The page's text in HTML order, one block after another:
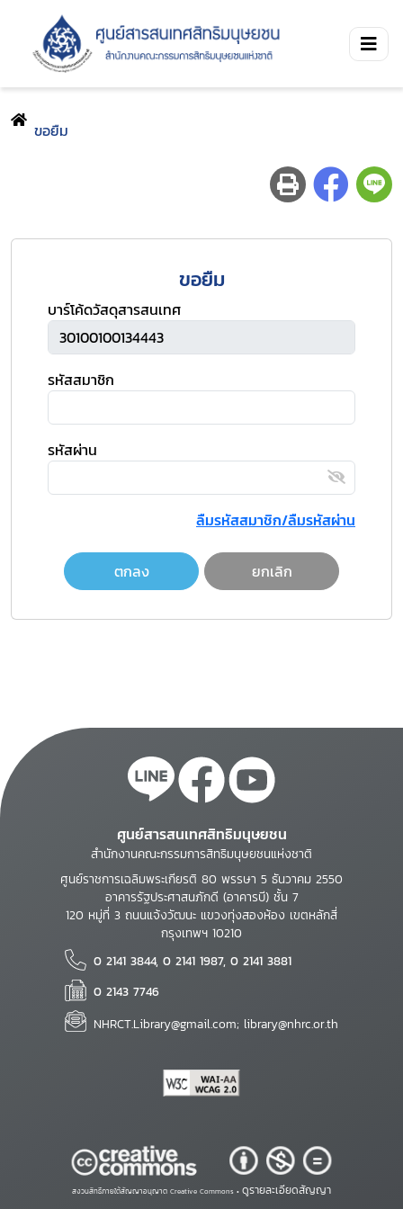
ขอยืม
ขอยืม
บาร์โค้ดวัสดุสารสนเทศ
รหัสสมาชิก
รหัสผ่าน
ลืมรหัสสมาชิก/ลืมรหัสผ่าน
ตกลง ยกเลิก
ศูนย์สารสนเทศสิทธิมนุษยชน
สำนักงานคณะกรรมการสิทธิมนุษยชนแห่งชาติ
ศูนย์ราชการเฉลิมพระเกียรติ 80 พรรษา 5 ธันวาคม 2550
อาคารรัฐประศาสนภักดี (อาคารบี) ชั้น 7
120 หมู่ที่ 3 ถนนแจ้งวัฒนะ แขวงทุ่งสองห้อง เขตหลักสี่
กรุงเทพฯ 10210
0 2141 3844, 0 2141 1987, 0 2141 3881
0 2143 7746
NHRCT.Library@gmail.com; library@nhrc.or.th
สงวนสิทธิ์ภายใต้สัญญาอนุญาต Creative Commons • ดูรายละเอียดสัญญา